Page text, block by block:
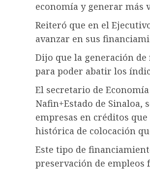
economía y generar más
Reiteró que en el
avanzar en sus
Dijo que la generación
para poder abatir los
El secretario de
Nafin+Estado de Sinaloa,
empresas en créditos
histórica de colocación
Este tipo de
preservación de empleos